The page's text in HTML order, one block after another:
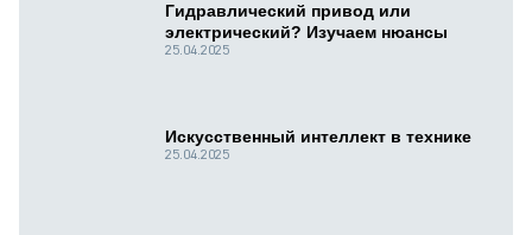
Гидравлический привод или
электрический? Изучаем нюансы
25.04.2025
Искусственный интеллект в технике
25.04.2025